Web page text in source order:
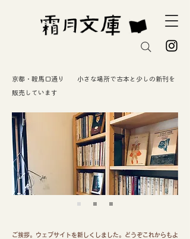
京都・鞍馬口通り 小さな場所で古本と少しの新刊を
販売しています
ご挨拶。ウェブサイトを新しくしました。どうぞこれからもよ